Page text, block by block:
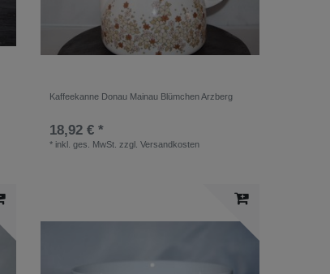
Kaffeekanne Donau Mainau Blümchen Arzberg
18,92 € *
* inkl. ges. MwSt. zzgl.Versandkosten